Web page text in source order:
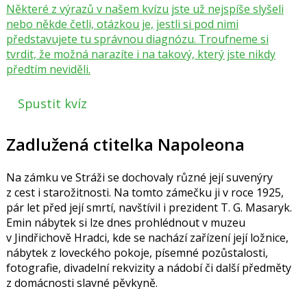
Některé z výrazů v našem kvízu jste už nejspíše slyšeli
nebo někde četli, otázkou je, jestli si pod nimi
představujete tu správnou diagnózu. Troufneme si
tvrdit, že možná narazíte i na takový, který jste nikdy
předtím neviděli.
Spustit kvíz
Zadlužená ctitelka Napoleona
Na zámku ve Stráži se dochovaly různé její suvenýry
z cest i starožitnosti. Na tomto zámečku ji v roce 1925,
pár let před její smrtí, navštívil i prezident T. G. Masaryk.
Emin nábytek si lze dnes prohlédnout v muzeu
v Jindřichově Hradci, kde se nachází zařízení její ložnice,
nábytek z loveckého pokoje, písemné pozůstalosti,
fotografie, divadelní rekvizity a nádobí či další předměty
z domácnosti slavné pěvkyně.